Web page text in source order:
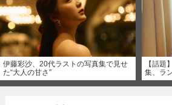
伊藤彩沙、20代ラストの写真集で見せ
た“大人の甘さ”
【話題
集、ラ